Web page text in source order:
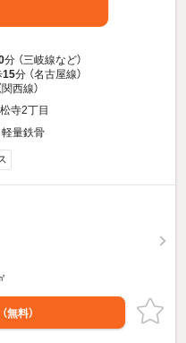
分 （三岐線など）
15分 （名古屋線）
関西線）
寺2丁目
量鉄骨
（無料）